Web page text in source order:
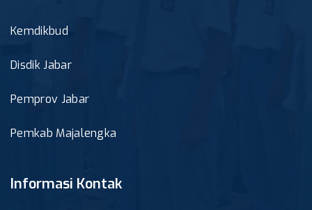
Kemdikbud
Disdik Jabar
Pemprov Jabar
Pemkab Majalengka
Informasi Kontak